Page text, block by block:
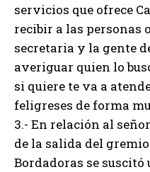
servicios que ofrece
recibir a las personas
secretaria y la gente
averiguar quien lo
si quiere te va a
feligreses de forma
3.- En relación al
de la salida del
Bordadoras se